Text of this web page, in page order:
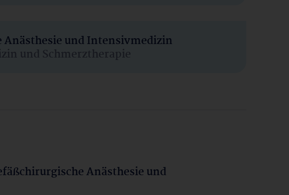
und Intensivmedizin
und Schmerztherapie
Anästhesie und